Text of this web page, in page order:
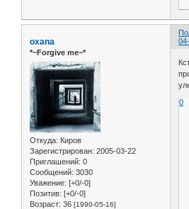
oxana
*~Forgive me~*
Откуда: Киров
Зарегистрирован: 2005-03-22
Приглашений: 0
Сообщений: 3030
Уважение: [+0/-0]
Позитив: [+0/-0]
Возраст: 36 [1990-05-16]
0